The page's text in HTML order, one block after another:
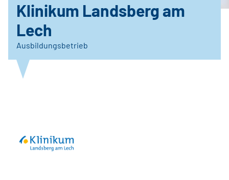
Klinikum Landsberg am
Lech
Ausbildungsbetrieb